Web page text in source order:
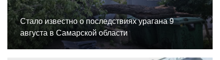
Стало известно о последствиях урагана 9
августа в Самарской области